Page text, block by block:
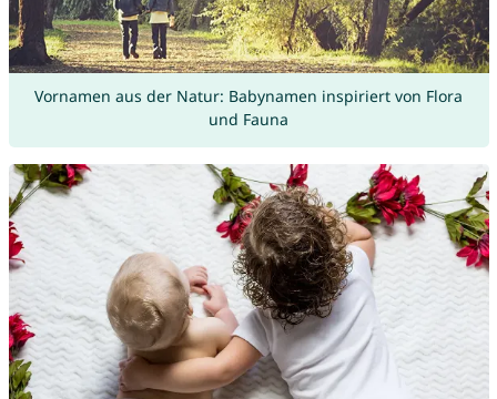
Vornamen aus der Natur: Babynamen inspiriert von Flora
und Fauna